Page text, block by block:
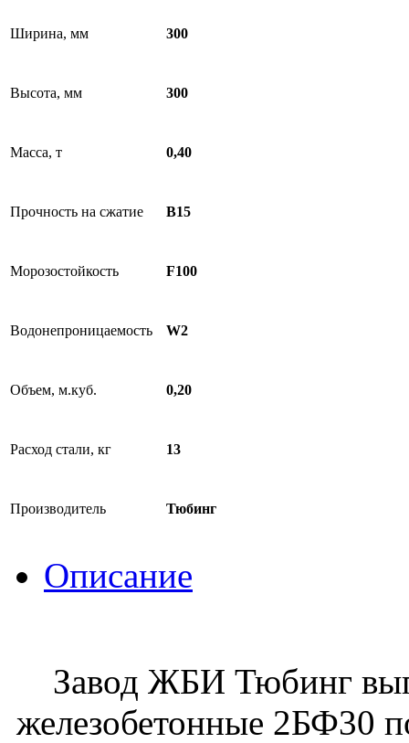
Ширина, мм 300
Высота, мм 300
Масса, т 0,40
Прочность на сжатие B15
Морозостойкость F100
Водонепроницаемость W2
Объем, м.куб. 0,20
Расход стали, кг 13
Производитель Тюбинг
Описание
Завод ЖБИ Тюбинг
железобетонные 2БФ30